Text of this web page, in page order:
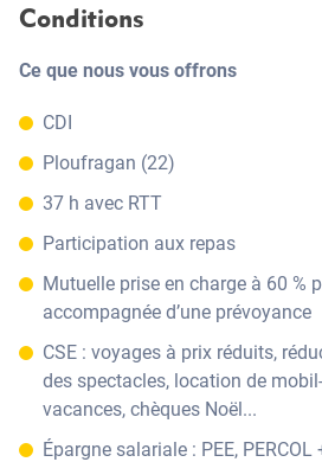
Conditions
Ce que nous vous offrons
CDI
Ploufragan (22)
37 h avec RTT
Participation aux repas
Mutuelle prise en charge à 60 %
accompagnée d’une prévoyance
CSE : voyages à prix réduits,
des spectacles, location de
vacances, chèques Noël...
Épargne salariale : PEE,